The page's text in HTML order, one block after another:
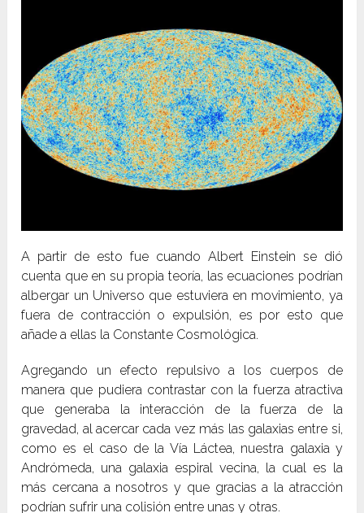
A partir de esto fue cuando Albert Einstein se dió
cuenta que en su propia teoría, las ecuaciones podrían
albergar un Universo que estuviera en movimiento, ya
fuera de contracción o expulsión, es por esto que
añade a ellas la Constante Cosmológica.
Agregando un efecto repulsivo a los cuerpos de
manera que pudiera contrastar con la fuerza atractiva
que generaba la interacción de la fuerza de la
gravedad, al acercar cada vez más las galaxias entre si,
como es el caso de la Vía Láctea, nuestra galaxia y
Andrómeda, una galaxia espiral vecina, la cual es la
más cercana a nosotros y que gracias a la atracción
podrían sufrir una colisión entre unas y otras.